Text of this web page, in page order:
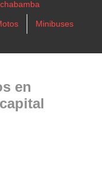
Minibuses
en